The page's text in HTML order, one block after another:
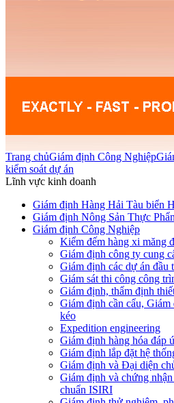
Trang chủGiám định Công Nghiệp
kiểm soát dự án
Lĩnh vực kinh doanh
Giám định Hàng Hải Tàu biển
Giám định Nông Sản Thực
Giám định Công Nghiệp
Kiểm đếm hàng xi măng
Giám định công ty cung
Giám định các dự án đầu
Giám sát thi công công
Giám định, thẩm định
Giám định cần cẩu,
kéo
Expedition engineering
Giám định hàng hóa đáp
Giám định lắp đặt hệ
Giám định và Đại diện
Giám định và chứng
chuẩn ISIRI